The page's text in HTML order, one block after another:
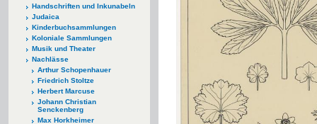
Handschriften und Inkunabeln
Judaica
Kinderbuchsammlungen
Koloniale Sammlungen
Musik und Theater
Nachlässe
Arthur Schopenhauer
Friedrich Stoltze
Herbert Marcuse
Johann Christian
Senckenberg
Max Horkheimer